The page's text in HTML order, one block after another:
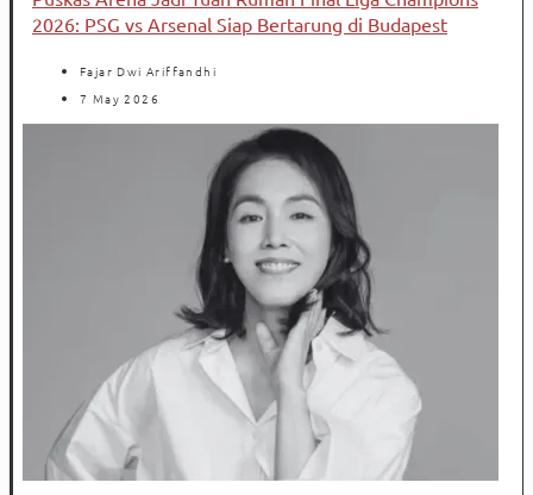
2026: PSG vs Arsenal Siap Bertarung di Budapest
Fajar Dwi Ariffandhi
7 May 2026